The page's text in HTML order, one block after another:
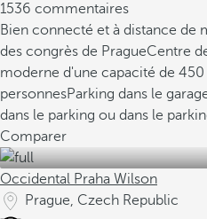
1536 commentaires
Bien connecté et à distance de
des congrès de PragueCentre
moderne d'une capacité de 450
personnesParking dans le
dans le parking ou dans le
Comparer
Occidental Praha Wilson
Prague, Czech Republic